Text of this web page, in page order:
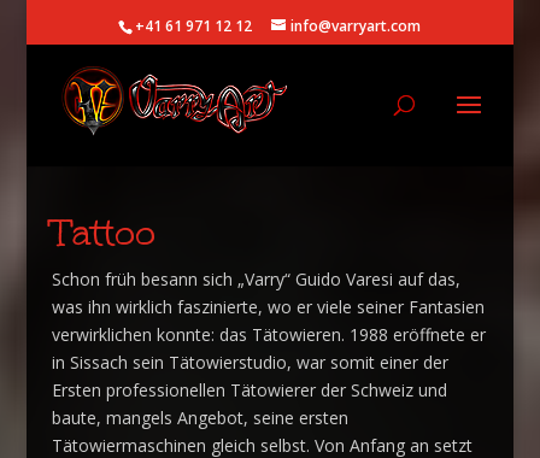
+41 61 971 12 12 info@varryart.com
Tattoo
Schon früh besann sich „Varry“ Guido Varesi auf das,
was ihn wirklich faszinierte, wo er viele seiner Fantasien
verwirklichen konnte: das Tätowieren. 1988 eröffnete er
in Sissach sein Tätowierstudio, war somit einer der
Ersten professionellen Tätowierer der Schweiz und
baute, mangels Angebot, seine ersten
Tätowiermaschinen gleich selbst. Von Anfang an setzt